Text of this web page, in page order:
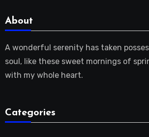
About
A wonderful serenity has taken
soul, like these sweet mornings of
with my whole heart.
Categories